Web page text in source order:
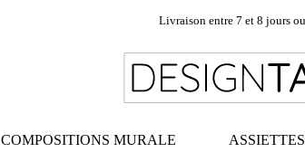
Livraison entre 7 et 8 jours
COMPOSITIONS MURALE